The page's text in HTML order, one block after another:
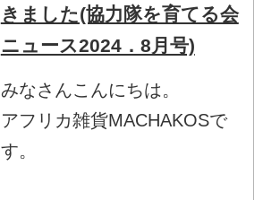
きました(協力隊を育てる会
ニュース2024．8月号)
みなさんこんにちは。
アフリカ雑貨MACHAKOSで
す。